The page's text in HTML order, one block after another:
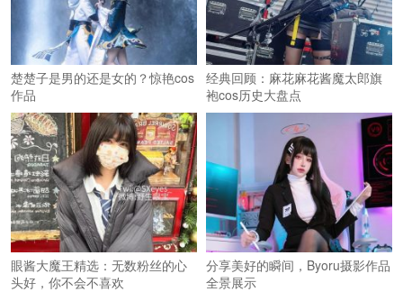
楚楚子是男的还是女的？惊艳cos
作品
经典回顾：麻花麻花酱魔太郎旗
袍cos历史大盘点
眼酱大魔王精选：无数粉丝的心
头好，你不会不喜欢
分享美好的瞬间，Byoru摄影作品
全景展示